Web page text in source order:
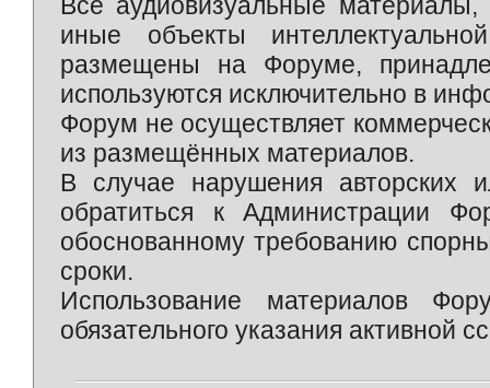
Все аудиовизуальные
иные объекты
размещены на Форуме,
используются исключительно в
Форум не осуществляет
из размещённых материалов.
В случае нарушения авторских
обратиться к Администрации
обоснованному требованию
сроки.
Использование материалов
обязательного указания активной